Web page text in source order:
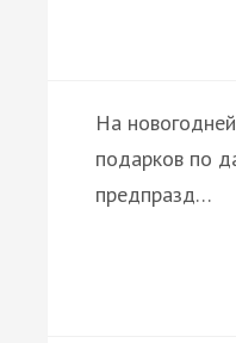
На
подарков по
предпразд…